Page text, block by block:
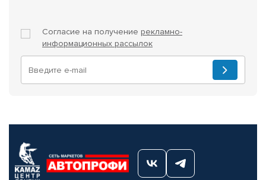
Согласие на получение рекламно-
информационных рассылок